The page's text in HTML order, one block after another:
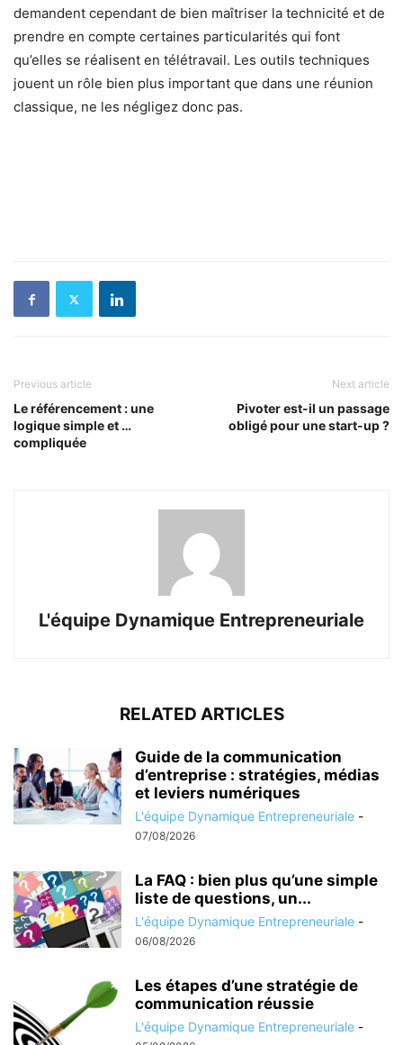
demandent cependant de bien maîtriser la technicité et de
prendre en compte certaines particularités qui font
qu’elles se réalisent en télétravail. Les outils techniques
jouent un rôle bien plus important que dans une réunion
classique, ne les négligez donc pas.
Previous article
Le référencement : une
logique simple et …
compliquée
Next article
Pivoter est-il un passage
obligé pour une start-up ?
L'équipe Dynamique Entrepreneuriale
RELATED ARTICLES
Guide de la communication
d’entreprise : stratégies, médias
et leviers numériques
L'équipe Dynamique Entrepreneuriale -
07/08/2026
La FAQ : bien plus qu’une simple
liste de questions, un...
L'équipe Dynamique Entrepreneuriale -
06/08/2026
Les étapes d’une stratégie de
communication réussie
L'équipe Dynamique Entrepreneuriale -